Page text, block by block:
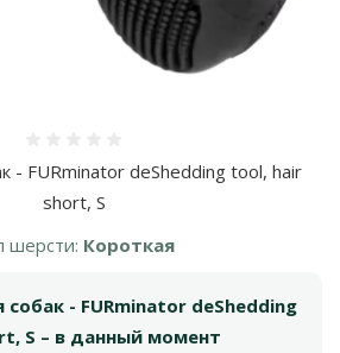
- FURminator deShedding tool, hair
short, S
шерсти: Короткая
собак - FURminator deShedding
S – в данный момент